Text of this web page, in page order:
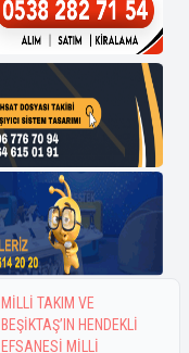
MİLLİ TAKIM VE
BEŞİKTAŞ’IN HENDEKLİ
EFSANESİ MİLLİ